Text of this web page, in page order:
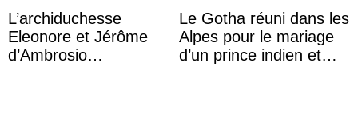
L’archiduchesse
Eleonore et Jérôme
d’Ambrosio
Le Gotha réuni dans les
Alpes pour le mariage
d’un prince indien et